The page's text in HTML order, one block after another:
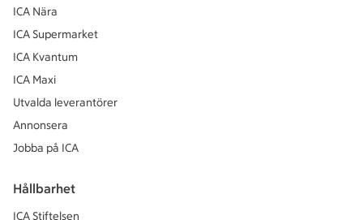
ICA Nära
ICA Supermarket
ICA Kvantum
ICA Maxi
Utvalda leverantörer
Annonsera
Jobba på ICA
Hållbarhet
ICA Stiftelsen